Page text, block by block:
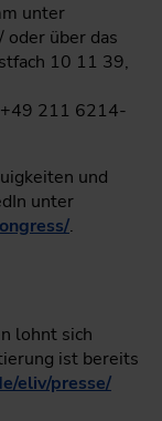
unter
/ oder über das
10 11 39,
+49 211 6214-
und
unter
.
lohnt sich
ist bereits
eliv/presse/